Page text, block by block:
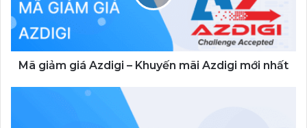
Khuyến
mãi
Azdigi
mới
nhất
Mã giảm giá Azdigi – Khuyến mãi Azdigi mới nhất